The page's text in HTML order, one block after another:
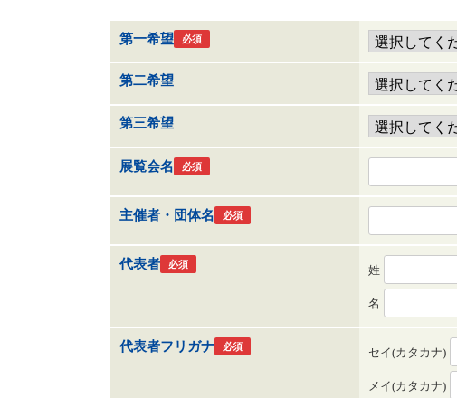
第一希望 必須
第二希望
第三希望
展覧会名 必須
主催者・団体名 必須
代表者 必須 姓
名
代表者フリガナ 必須 セイ(カタカナ)
メイ(カタカナ)